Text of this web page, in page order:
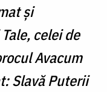
şi
celei de
Avacum
Slavă Puterii